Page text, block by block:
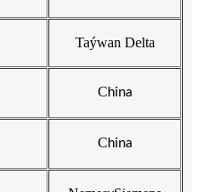
Taýwan Delta
China
China